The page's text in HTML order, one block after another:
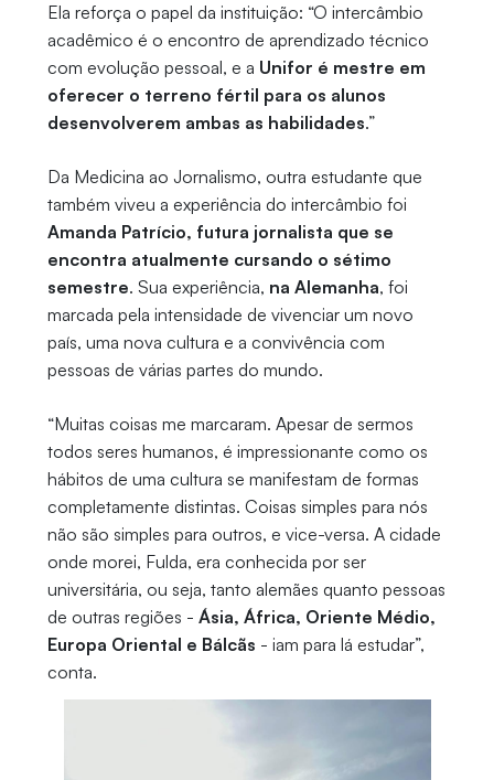
Ela reforça o papel da instituição: “O intercâmbio
acadêmico é o encontro de aprendizado técnico
com evolução pessoal, e a Unifor é mestre em
oferecer o terreno fértil para os alunos
desenvolverem ambas as habilidades.”
Da Medicina ao Jornalismo, outra estudante que
também viveu a experiência do intercâmbio foi
Amanda Patrício, futura jornalista que se
encontra atualmente cursando o sétimo
semestre. Sua experiência, na Alemanha, foi
marcada pela intensidade de vivenciar um novo
país, uma nova cultura e a convivência com
pessoas de várias partes do mundo.
“Muitas coisas me marcaram. Apesar de sermos
todos seres humanos, é impressionante como os
hábitos de uma cultura se manifestam de formas
completamente distintas. Coisas simples para nós
não são simples para outros, e vice-versa. A cidade
onde morei, Fulda, era conhecida por ser
universitária, ou seja, tanto alemães quanto pessoas
de outras regiões - Ásia, África, Oriente Médio,
Europa Oriental e Bálcãs - iam para lá estudar”,
conta.